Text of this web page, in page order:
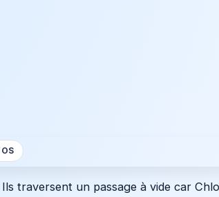
traversent un passage à vide car